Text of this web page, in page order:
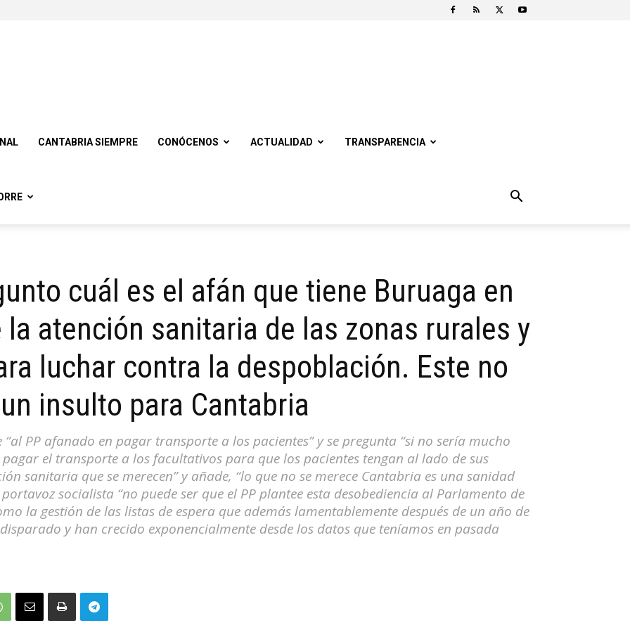
CANTABRIA SIEMPRE CONÓCENOS ACTUALIDAD TRANSPARENCIA
cuál es el afán que tiene Buruaga en
atención sanitaria de las zonas rurales y
luchar contra la despoblación. Este no
insulto para Cantabria
“al PP afanado en pagar transporte a los pacientes” y se pregunta “si no sería mucho
el transporte a los facultativos para que los pacientes tengan al lado de sus
sanitaria que se merecen” y añade, “lo que no se merece Cantabria es una sanidad
socialista “no puede ser que el PP plantee esta desobediencia al Parlamento de
la gestión de las listas de espera que además lamentablemente después de un año de
y han crecido exponencialmente desde los datos que teníamos en pasada